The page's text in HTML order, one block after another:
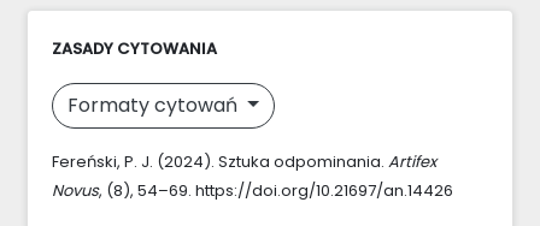
ZASADY CYTOWANIA
Formaty cytowań
Fereński, P. J. (2024). Sztuka odpominania. Artifex
Novus, (8), 54–69. https://doi.org/10.21697/an.14426